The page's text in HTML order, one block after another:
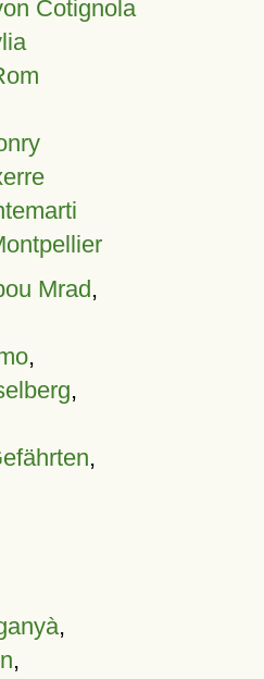
Cotignola
Mrad,
,
,
,
,
,